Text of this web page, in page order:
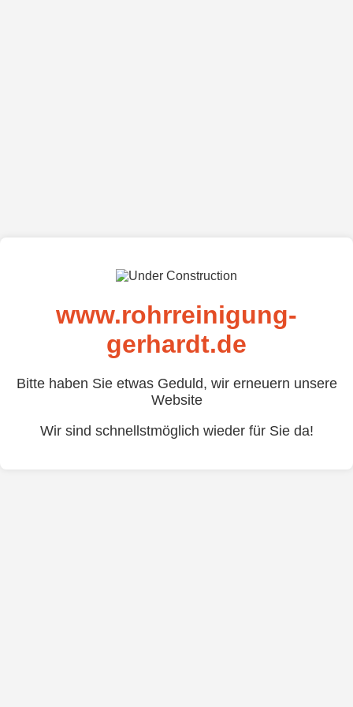
www.rohrreinigung-
gerhardt.de
Bitte haben Sie etwas Geduld, wir erneuern unsere
Website
Wir sind schnellstmöglich wieder für Sie da!